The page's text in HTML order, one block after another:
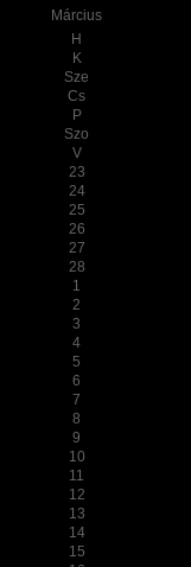
Március
H
K
Sze
Cs
P
Szo
V
23
24
25
26
27
28
1
2
3
4
5
6
7
8
9
10
11
12
13
14
15